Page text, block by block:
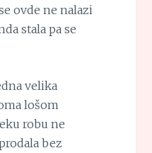
ovde ne nalazi
stala pa se
velika
lošom
robu ne
bez